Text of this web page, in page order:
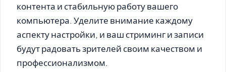
контента и стабильную работу вашего
компьютера. Уделите внимание каждому
аспекту настройки, и ваш стриминг и записи
будут радовать зрителей своим качеством и
профессионализмом.